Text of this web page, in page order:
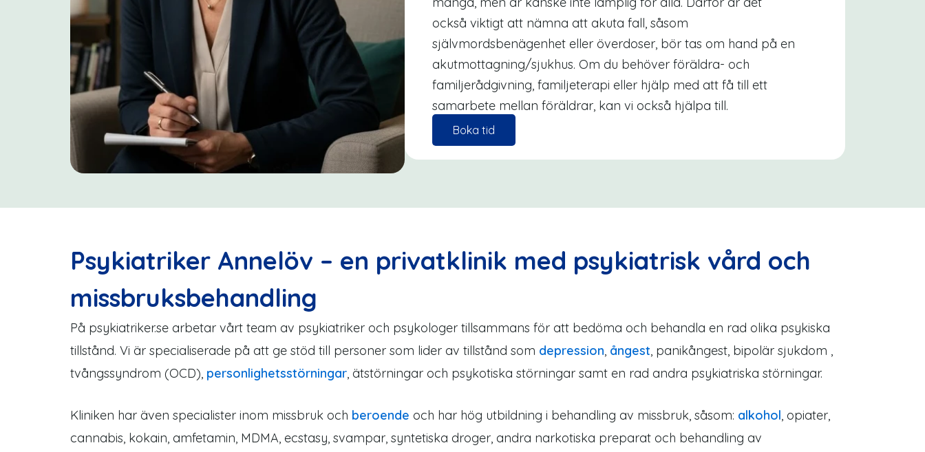
också viktigt att nämna att akuta fall, såsom
självmordsbenägenhet eller överdoser, bör tas om hand på en
akutmottagning/sjukhus. Om du behöver föräldra- och
familjerådgivning, familjeterapi eller hjälp med att få till ett
samarbete mellan föräldrar, kan vi också hjälpa till.
Boka tid
Psykiatriker Annelöv – en privatklinik med psykiatrisk vård och
missbruksbehandling
På psykiatriker.se arbetar vårt team av psykiatriker och psykologer tillsammans för att bedöma och behandla en rad olika psykiska
tillstånd. Vi är specialiserade på att ge stöd till personer som lider av tillstånd som depression ångest , panikångest, bipolär sjukdom ,
tvångssyndrom (OCD), personlighetsstörningar , ätstörningar och psykotiska störningar samt en rad andra psykiatriska störningar.
Kliniken har även specialister inom missbruk och beroende och har hög utbildning i behandling av missbruk, såsom: alkohol, opiater,
cannabis, kokain, amfetamin, MDMA, ecstasy, svampar, syntetiska droger, andra narkotiska preparat och behandling av